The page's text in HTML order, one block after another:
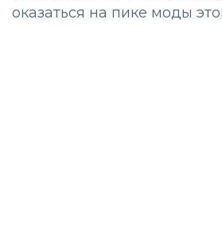
оказаться на пике моды